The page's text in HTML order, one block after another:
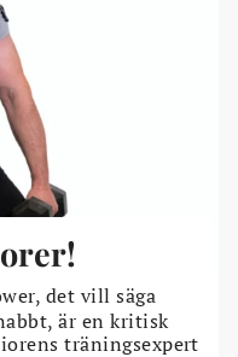
det vill säga
är en kritisk
träningsexpert